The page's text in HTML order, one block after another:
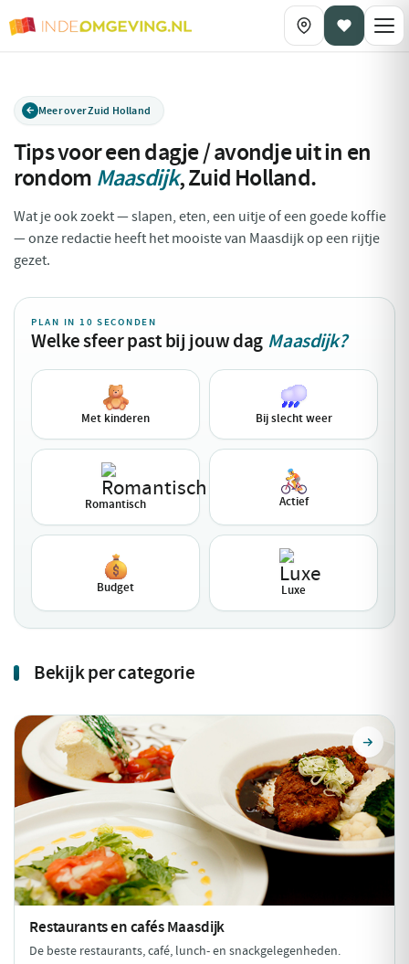
Meer over Zuid Holland
Tips voor een dagje / avondje uit in en
rondom Maasdijk,Zuid Holland.
Wat je ook zoekt — slapen, eten, een uitje of een goede koffie
— onze redactie heeft het mooiste van Maasdijk op een rijtje
gezet.
PLAN IN 10 SECONDEN
Welke sfeer past bij jouw dag Maasdijk?
Met kinderen Bij slecht weer
Romantisch Actief
Budget Luxe
Bekijk per categorie
Restaurants en cafésMaasdijk
De beste restaurants, café, lunch- en snackgelegenheden.